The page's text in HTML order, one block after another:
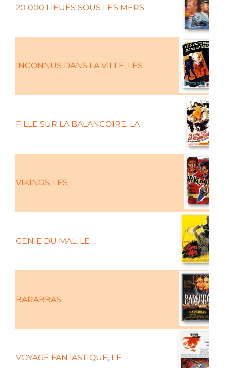
20 000 LIEUES SOUS LES MERS
INCONNUS DANS LA VILLE, LES
FILLE SUR LA BALANCOIRE, LA
VIKINGS, LES
GENIE DU MAL, LE
BARABBAS
VOYAGE FANTASTIQUE, LE